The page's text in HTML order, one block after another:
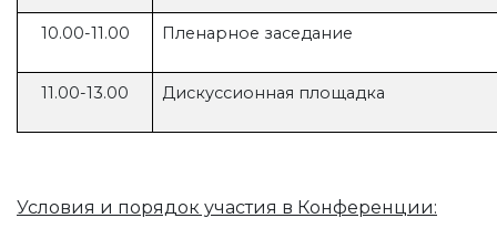
10.00-11.00 Пленарное заседание
11.00-13.00 Дискуссионная площадка
Условия и порядок участия в Конференции: